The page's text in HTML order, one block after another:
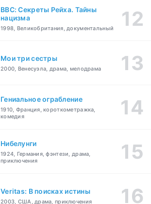
BBC: Секреты Рейха. Тайны
нацизма
1998, Великобритания, документальный
Мои три сестры
2000, Венесуэла, драма, мелодрама
Гениальное ограбление
1910, Франция, короткометражка,
комедия
Нибелунги
1924, Германия, фэнтези, драма,
приключения
Veritas: В поисках истины
2003, США, драма, приключения